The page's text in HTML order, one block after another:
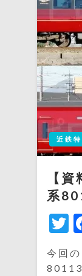
近鉄
【
系
今回